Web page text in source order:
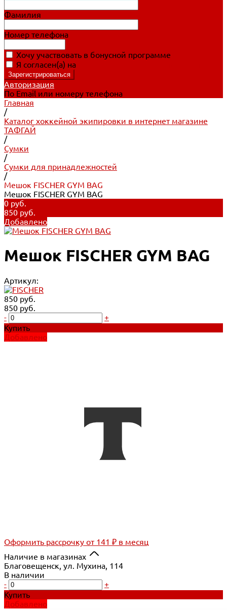
Фамилия
Номер телефона
Хочу участвовать в бонусной программе
Я согласен(а) на
Авторизация
По Email или номеру телефона
Главная
/
Каталог хоккейной экипировки в интернет магазине
ТАФГАЙ
/
Сумки
/
Сумки для принадлежностей
/
Мешок FISCHER GYM BAG
Мешок FISCHER GYM BAG
0 руб.
850 руб.
Добавлено
Мешок FISCHER GYM BAG
Артикул:
850 руб.
850 руб.
-
+
Купить
Добавлено
Оформить рассрочку от 141 ₽ в месяц
Наличие в магазинах
Благовещенск, ул. Мухина, 114
В наличии
-
+
Купить
Добавлено